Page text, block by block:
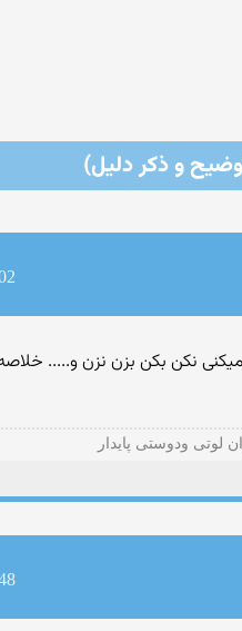
و ذکر دلیل)
نکن بکن بزن نزن و..... خلاصه
لوتی و‌دوستی پایدار